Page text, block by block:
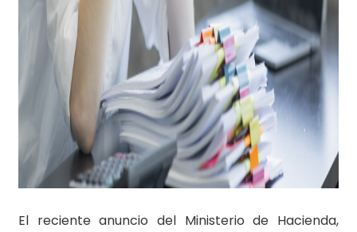
El reciente anuncio del Ministerio de Hacienda,